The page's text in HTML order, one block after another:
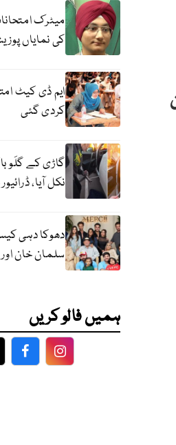
میٹرک
کی نمایاں
ایم ڈی کیٹ
کردی گئی
گاڑی کے گلَو
نکل آیا،
دھوکا دہی
سلمان خان
ہمیں فالو کریں
FacebookFacebook